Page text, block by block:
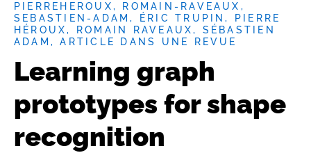
PIERREHEROUX, ROMAIN-RAVEAUX,
SEBASTIEN-ADAM, ÉRIC TRUPIN, PIERRE
HÉROUX, ROMAIN RAVEAUX, SÉBASTIEN
ADAM, ARTICLE DANS UNE REVUE
Learning graph
prototypes for shape
recognition